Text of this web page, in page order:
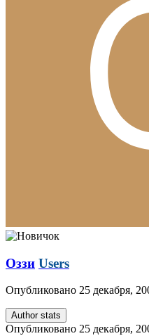
Оззи Users
Опубликовано 25 декабря,
Author stats
Опубликовано 25 декабря,